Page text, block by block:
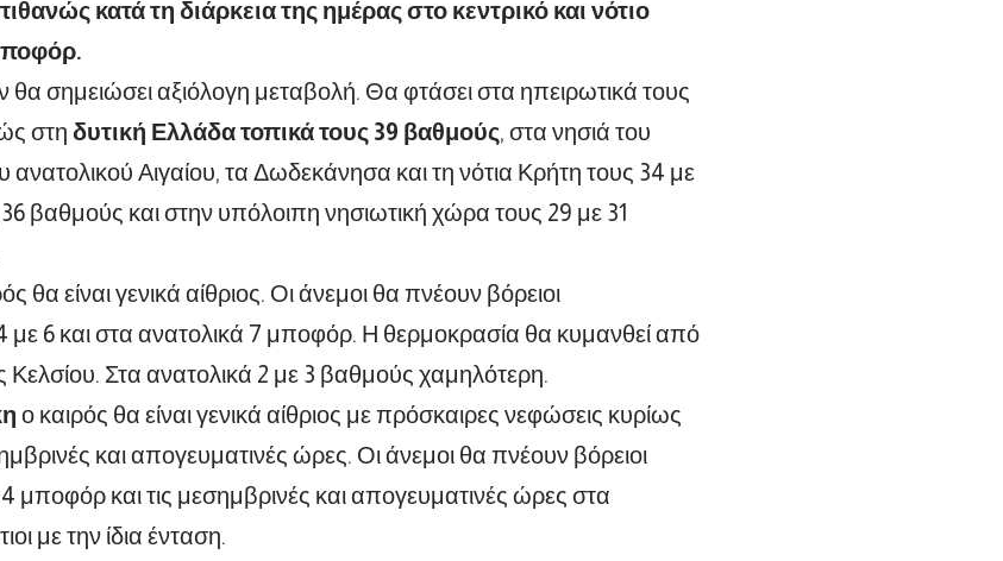
κατά τη διάρκεια της ημέρας στο κεντρικό και νότιο
θα σημειώσει αξιόλογη μεταβολή. Θα φτάσει στα ηπειρωτικά τους
στη δυτική Ελλάδα τοπικά τους 39 βαθμούς, στα νησιά του
ανατολικού Αιγαίου, τα Δωδεκάνησα και τη νότια Κρήτη τους 34 με
36 βαθμούς και στην υπόλοιπη νησιωτική χώρα τους 29 με 31
θα είναι γενικά αίθριος. Οι άνεμοι θα πνέουν βόρειοι
4 με 6 και στα ανατολικά 7 μποφόρ. Η θερμοκρασία θα κυμανθεί από
Στα ανατολικά 2 με 3 βαθμούς χαμηλότερη.
ο καιρός θα είναι γενικά αίθριος με πρόσκαιρες νεφώσεις κυρίως
και απογευματινές ώρες. Οι άνεμοι θα πνέουν βόρειοι
4 μποφόρ και τις μεσημβρινές και απογευματινές ώρες στα
με την ίδια ένταση.